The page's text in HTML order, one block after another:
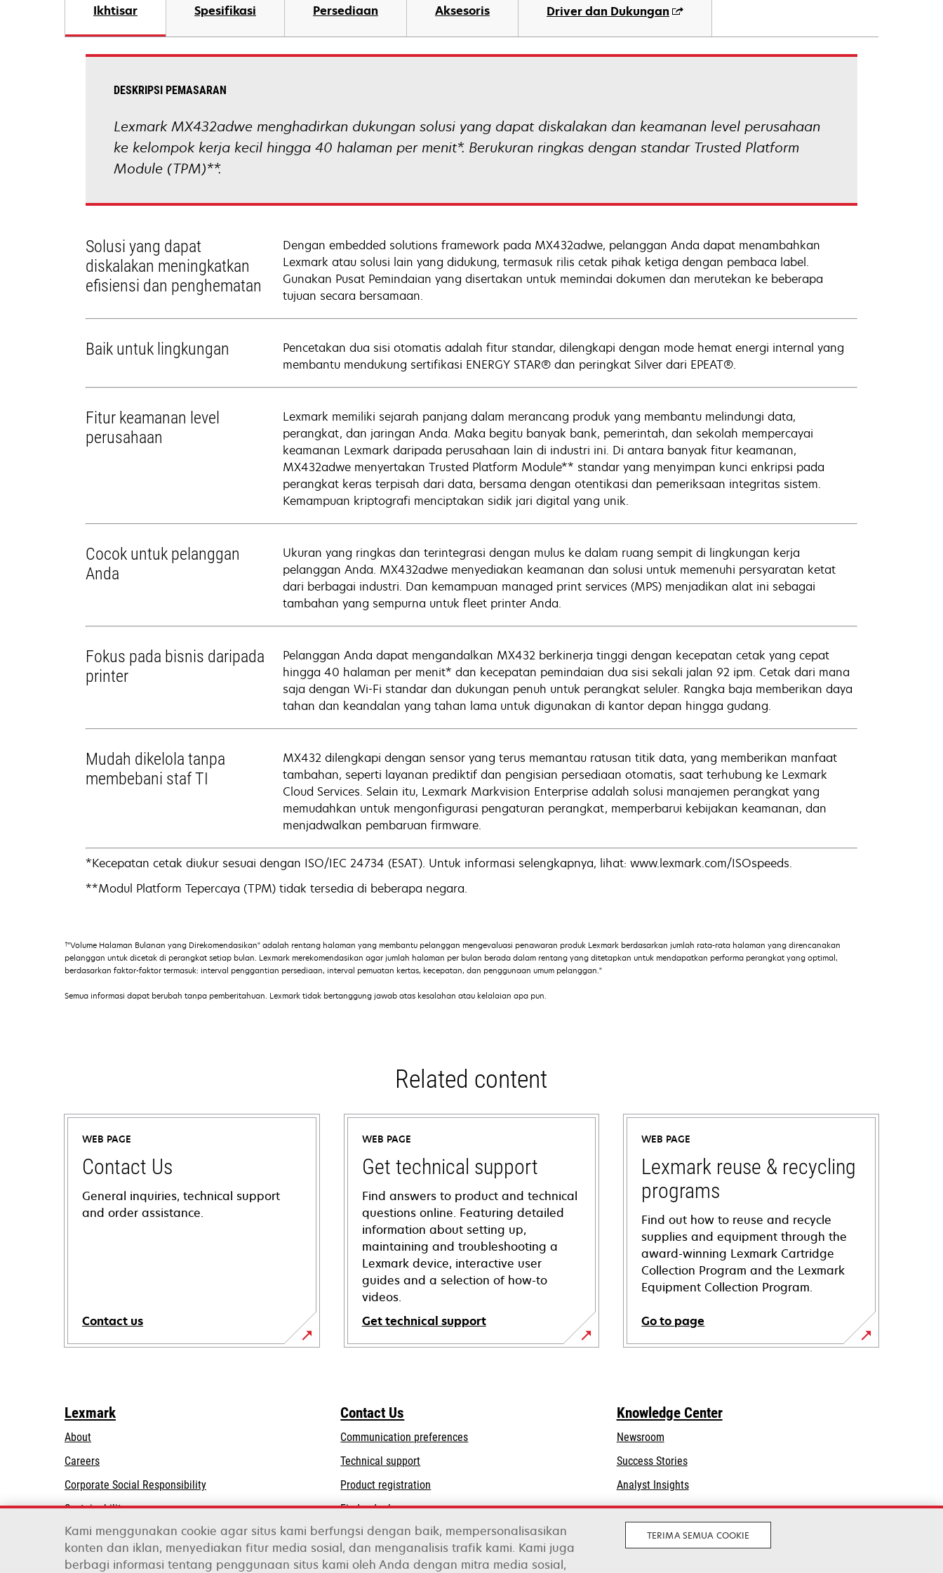
Ikhtisar Spesifikasi Persediaan Aksesoris Driver dan Dukungan
DESKRIPSI PEMASARAN
Lexmark MX432adwe menghadirkan dukungan solusi yang dapat diskalakan dan keamanan level perusahaan
ke kelompok kerja kecil hingga 40 halaman per menit*. Berukuran ringkas dengan standar Trusted Platform
Module (TPM)**.
Solusi yang dapat
diskalakan meningkatkan
efisiensi dan penghematan
Dengan embedded solutions framework pada MX432adwe, pelanggan Anda dapat menambahkan
Lexmark atau solusi lain yang didukung, termasuk rilis cetak pihak ketiga dengan pembaca label.
Gunakan Pusat Pemindaian yang disertakan untuk memindai dokumen dan merutekan ke beberapa
tujuan secara bersamaan.
Baik untuk lingkungan
Pencetakan dua sisi otomatis adalah fitur standar, dilengkapi dengan mode hemat energi internal yang
membantu mendukung sertifikasi ENERGY STAR® dan peringkat Silver dari EPEAT®.
Fitur keamanan level
perusahaan
Lexmark memiliki sejarah panjang dalam merancang produk yang membantu melindungi data,
perangkat, dan jaringan Anda. Maka begitu banyak bank, pemerintah, dan sekolah mempercayai
keamanan Lexmark daripada perusahaan lain di industri ini. Di antara banyak fitur keamanan,
MX432adwe menyertakan Trusted Platform Module** standar yang menyimpan kunci enkripsi pada
perangkat keras terpisah dari data, bersama dengan otentikasi dan pemeriksaan integritas sistem.
Kemampuan kriptografi menciptakan sidik jari digital yang unik.
Cocok untuk pelanggan
Anda
Ukuran yang ringkas dan terintegrasi dengan mulus ke dalam ruang sempit di lingkungan kerja
pelanggan Anda. MX432adwe menyediakan keamanan dan solusi untuk memenuhi persyaratan ketat
dari berbagai industri. Dan kemampuan managed print services (MPS) menjadikan alat ini sebagai
tambahan yang sempurna untuk fleet printer Anda.
Fokus pada bisnis daripada
printer
Pelanggan Anda dapat mengandalkan MX432 berkinerja tinggi dengan kecepatan cetak yang cepat
hingga 40 halaman per menit* dan kecepatan pemindaian dua sisi sekali jalan 92 ipm. Cetak dari mana
saja dengan Wi-Fi standar dan dukungan penuh untuk perangkat seluler. Rangka baja memberikan daya
tahan dan keandalan yang tahan lama untuk digunakan di kantor depan hingga gudang.
Mudah dikelola tanpa
membebani staf TI
MX432 dilengkapi dengan sensor yang terus memantau ratusan titik data, yang memberikan manfaat
tambahan, seperti layanan prediktif dan pengisian persediaan otomatis, saat terhubung ke Lexmark
Cloud Services. Selain itu, Lexmark Markvision Enterprise adalah solusi manajemen perangkat yang
memudahkan untuk mengonfigurasi pengaturan perangkat, memperbarui kebijakan keamanan, dan
menjadwalkan pembaruan firmware.
*Kecepatan cetak diukur sesuai dengan ISO/IEC 24734 (ESAT). Untuk informasi selengkapnya, lihat: www.lexmark.com/ISOspeeds.
**Modul Platform Tepercaya (TPM) tidak tersedia di beberapa negara.
†"Volume Halaman Bulanan yang Direkomendasikan" adalah rentang halaman yang membantu pelanggan mengevaluasi penawaran produk Lexmark berdasarkan jumlah rata-rata halaman yang direncanakan
pelanggan untuk dicetak di perangkat setiap bulan. Lexmark merekomendasikan agar jumlah halaman per bulan berada dalam rentang yang ditetapkan untuk mendapatkan performa perangkat yang optimal,
berdasarkan faktor-faktor termasuk: interval penggantian persediaan, interval pemuatan kertas, kecepatan, dan penggunaan umum pelanggan."
Semua informasi dapat berubah tanpa pemberitahuan. Lexmark tidak bertanggung jawab atas kesalahan atau kelalaian apa pun.
Related content
WEB PAGE
Contact Us
General inquiries, technical support
and order assistance.
Contact us
WEB PAGE
Get technical support
Find answers to product and technical
questions online. Featuring detailed
information about setting up,
maintaining and troubleshooting a
Lexmark device, interactive user
guides and a selection of how-to
videos.
Get technical support
opens
tab
WEB PAGE
Lexmark reuse & recycling
programs
Find out how to reuse and recycle
supplies and equipment through the
award-winning Lexmark Cartridge
Collection Program and the Lexmark
Equipment Collection Program.
Go to page
Lexmark
About
Careers
Corporate Social Responsibilityopens
new
tab
Sustainability
Lexmark Partners
Contact Us
Communication preferences
Technical supportopens
a
new
tab
Product registration
Find a dealer
Knowledge Center
Newsroom
Success Stories
Analyst Insights
Kami menggunakan cookie agar situs kami berfungsi dengan baik, mempersonalisasikan
konten dan iklan, menyediakan fitur media sosial, dan menganalisis trafik kami. Kami juga
berbagi informasi tentang penggunaan situs kami oleh Anda dengan mitra media sosial,
TERIMA SEMUA COOKIE